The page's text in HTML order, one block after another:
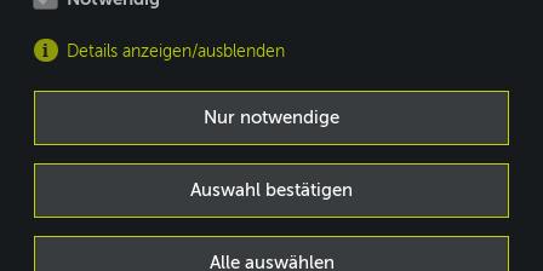
WWW.BRACE-GROUP.COM
DE|EN
AGB
Details anzeigen/ausblenden
Nur notwendige
Auswahl bestätigen
Alle auswählen